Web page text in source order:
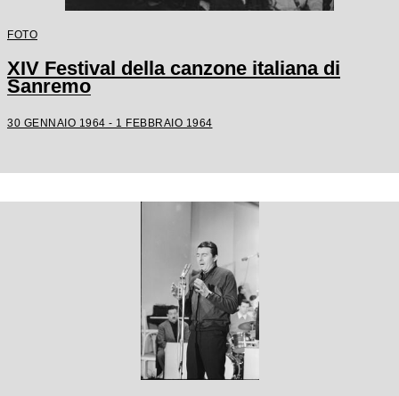
FOTO
XIV Festival della canzone italiana di
Sanremo
30 GENNAIO 1964 - 1 FEBBRAIO 1964